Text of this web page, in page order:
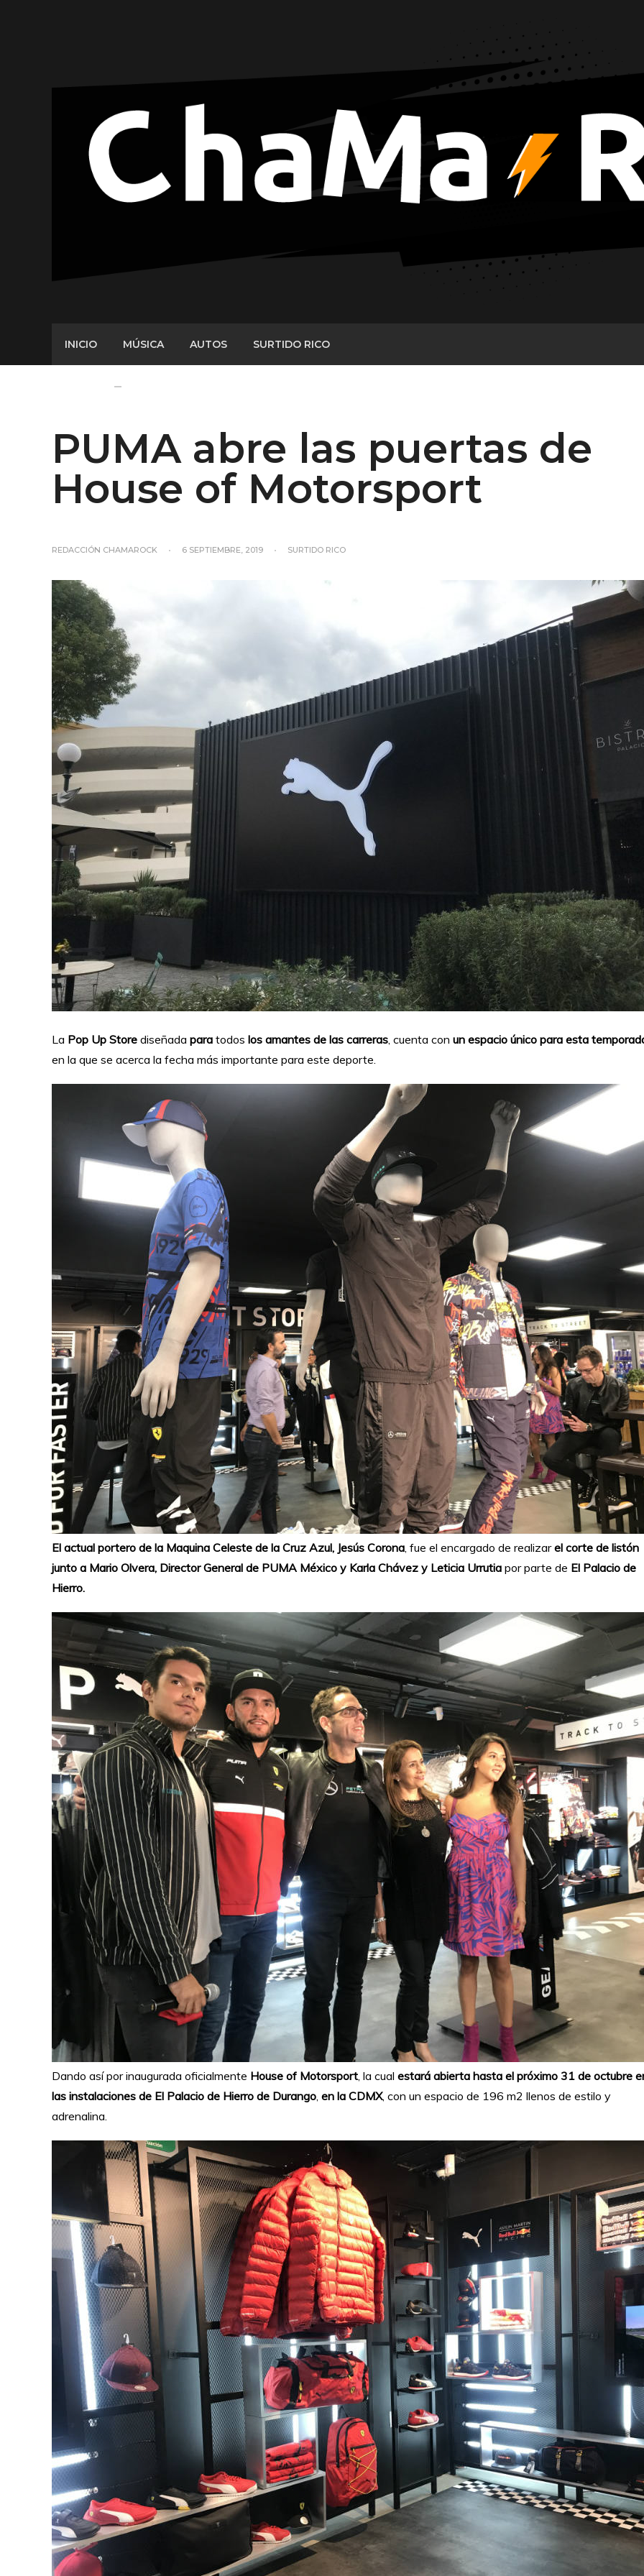
INICIO MÚSICA AUTOS SURTIDO RICO
PUMA abre las puertas de
House of Motorsport
REDACCIÓN CHAMAROCK • 6 SEPTIEMBRE, 2019 • SURTIDO RICO
La Pop Up Store diseñada para todos los amantes de las carreras, cuenta con un espacio único para esta
en la que se acerca la fecha más importante para este deporte.
El actual portero de la Maquina Celeste de la Cruz Azul, Jesús Corona, fue el encargado de realizarel corte de listón
junto a Mario Olvera, Director General de PUMA México y Karla Chávez y Leticia Urrutia por parte de El Palacio de
Hierro.
Dando así por inaugurada oficialmente House of Motorsport, la cual estará abierta hasta el próximo 31 de octubre
las instalaciones de El Palacio de Hierro de Durango, en la CDMX, con un espacio de 196 m2 llenos de estilo y
adrenalina.